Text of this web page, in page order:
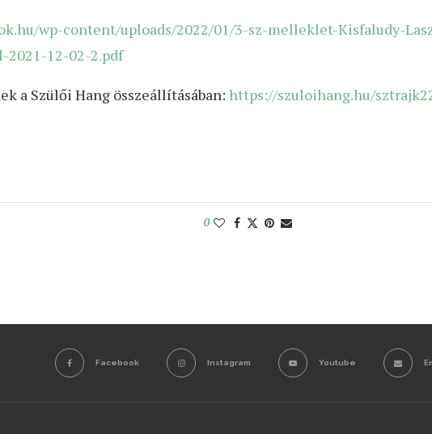
wp-content/uploads/2022/01/3-sz-melleklet-Kisfaludy-
2021-12-02-2.pdf
a Szülői Hang összeállításában: https://szuloihang.hu/
0
Facebook Instagram Youtube